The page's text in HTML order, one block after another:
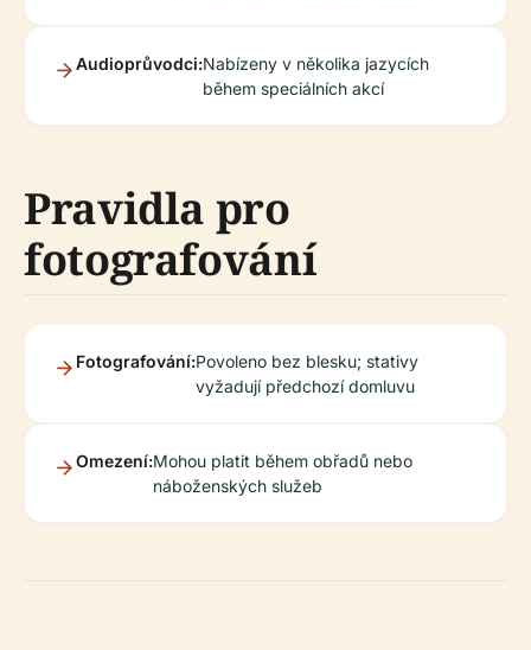
Audioprůvodci:Nabízeny v několika jazycích
během speciálních akcí
Pravidla pro
fotografování
Fotografování:Povoleno bez blesku; stativy
vyžadují předchozí domluvu
Omezení:Mohou platit během obřadů nebo
náboženských služeb